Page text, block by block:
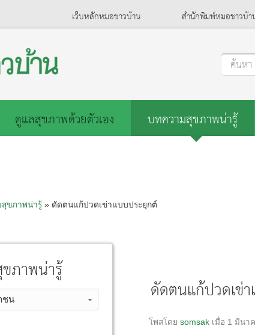
เว็บหลักหมอชาวบ้าน สำนักพิมพ์หมอชาวบ้า
ค้นหา
ดูแลสุขภาพด้วยตัวเอง บทความสุขภาพน่ารู้
ขภาพน่ารู้» ดัดตนแก้ปวดเข่าแบบประยุกต์
ดัดตนแก้ปวดเข่
โพสโดย somsak เมื่อ 1 มีนา
ภาพน่ารู้
ชน